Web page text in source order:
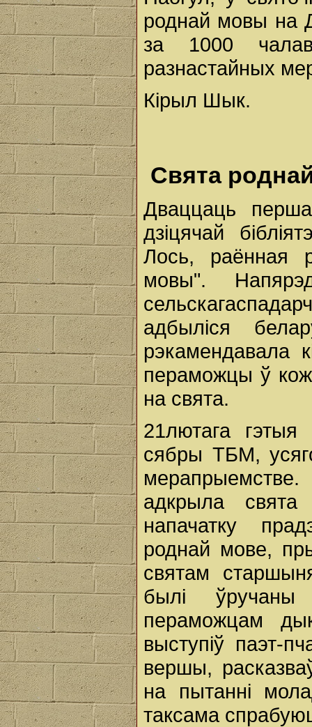
роднай мовы на
за 1000
разнастайных
Кірыл Шык.
Свята
Дваццаць
дзіцячай
Лось, раённая
мовы".
адбыліся
рэкамендавала
пераможцы ў
на свята.
21лютага гэтыя
сябры ТБМ,
адкрыла
напачатку
роднай мове,
святам
былі ўручаны
пераможцам
выступіў паэт-
вершы,
на пытанні
таксама